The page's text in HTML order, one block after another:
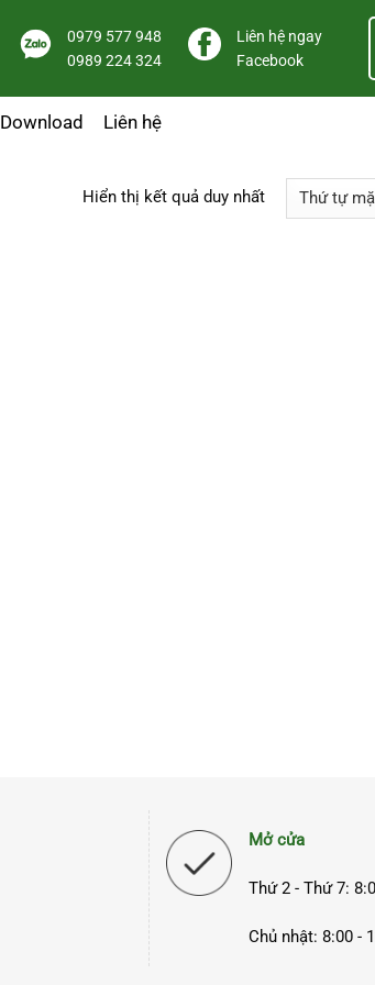
0979 577 948
0989 224 324
Liên hệ ngay
Facebook
Download Liên hệ
Hiển thị kết quả duy nhất
Mở cửa
Thứ 2 - Thứ 7:
Chủ nhật: 8:00 -